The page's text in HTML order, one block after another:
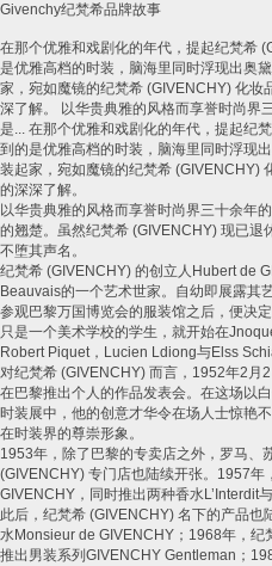
Givenchy纪梵希品牌故事
在那个优雅和戏剧化的年代，提起纪梵希
是优雅高档的时装，脑海里同时浮现出奥
家，宛如魔镜的纪梵希 (GIVENCHY) 化妆
深了解。
以华贵典雅的风格而享誉时尚界
是... 在那个优雅和戏剧化的年代，提起纪
到的是优雅高档的时装，脑海里同时浮现
装起家，宛如魔镜的纪梵希 (GIVENCHY)
的深深了解。
以华贵典雅的风格而享誉时尚界三十余年
的翘楚。虽然纪梵希 (GIVENCHY) 现已退
不堕其声名。
纪梵希 (GIVENCHY) 的创立人 Hubert de
Beauvais的一个艺术世家。自幼即展露其
参观巴黎万国博览会的服装馆之后，便决
只是一个美术学校的学生，就开始在
Robert Piquet， Lucien Ldiong与Elss
对纪梵希 (GIVENCHY) 而言， 1952年2 月 2
在巴黎推出个人的作品发表会。在这场以
时装展中，他的创意才华令在场人士惊艳
在时装界的尊崇形象。
1953年，除了巴黎的专卖店之外，罗马、
(GIVENCHY) 专门店也陆续开张。 1957年
GIVENCHY ，同时推出两种香水L’Interdit与
此后，纪梵希 (GIVENCHY) 名下的产品也
水Monsieur de GIVENCHY ； 1968年，纪
推出男装系列 GIVENCHY Gentleman ；